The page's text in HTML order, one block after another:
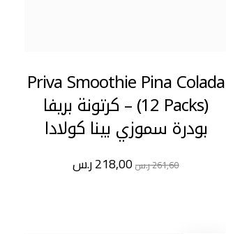
Priva Smoothie Pina Colada
(12 Packs) – كرتونة بريفا
بودرة سموزي بينا كولادا
261,60ر.س 218,00ر.س